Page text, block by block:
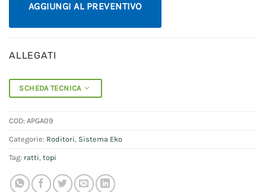
AGGIUNGI AL PREVENTIVO
ALLEGATI
SCHEDA TECNICA
COD: APGA09
Categorie: Roditori Sistema Eko
Tag: ratti topi